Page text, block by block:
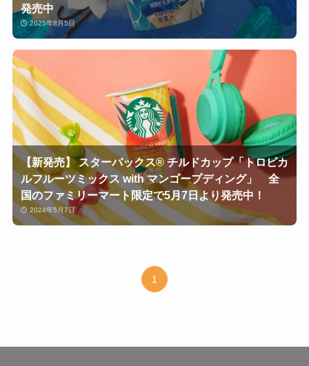
発売中
2025年8月5日
【新発売】 スターバックス® チルドカップ「トロピカ
ルフルーツミックス with マンゴープディング」 全
国のファミリーマート限定で5月7日より発売中！
2024年5月7日
1